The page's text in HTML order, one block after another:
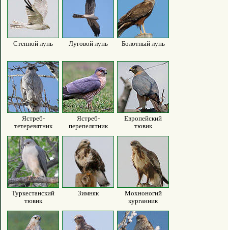
Степной лунь Луговой лунь Болотный лунь
Ястреб-
тетеревятник
Ястреб-
перепелятник
Европейский
тювик
Туркестанский
тювик
Зимняк
Мохноногий
курганник